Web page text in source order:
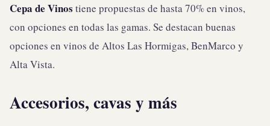
Cepa de Vinos tiene propuestas de hasta 70% en vinos,
con opciones en todas las gamas. Se destacan buenas
opciones en vinos de Altos Las Hormigas, BenMarco y
Alta Vista.
Accesorios, cavas y más